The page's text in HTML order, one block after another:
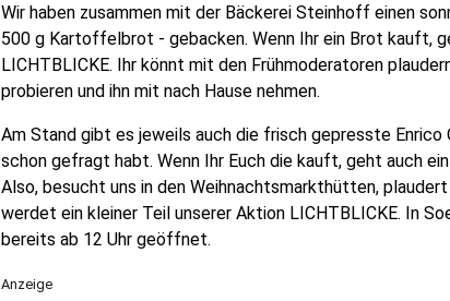
Wir haben zusammen mit der Bäckerei Steinhoff einen
500 g Kartoffelbrot - gebacken. Wenn Ihr ein Brot kauft,
LICHTBLICKE. Ihr könnt mit den Frühmoderatoren
probieren und ihn mit nach Hause nehmen.
Am Stand gibt es jeweils auch die frisch gepresste Enrico
schon gefragt habt. Wenn Ihr Euch die kauft, geht auch
Also, besucht uns in den Weihnachtsmarkthütten,
werdet ein kleiner Teil unserer Aktion LICHTBLICKE. In
bereits ab 12 Uhr geöffnet.
Anzeige